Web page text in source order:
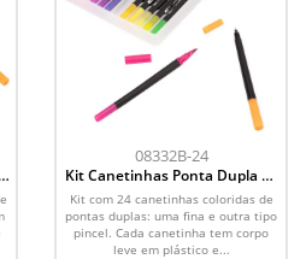
08332B-24
Kit Canetinhas Ponta Dupla 24
Cores
Kit com 24 canetinhas coloridas de
pontas duplas: uma fina e outra tipo
pincel. Cada canetinha tem corpo
leve em plástico e...